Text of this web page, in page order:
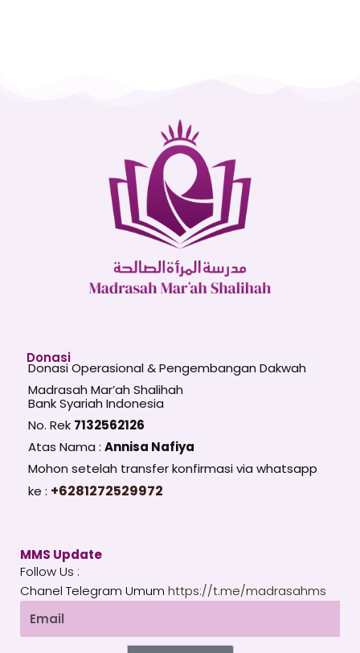
Donasi
Donasi Operasional & Pengembangan Dakwah
Madrasah Mar’ah Shalihah
Bank Syariah Indonesia
No. Rek 7132562126
Atas Nama : Annisa Nafiya
Mohon setelah transfer konfirmasi via whatsapp
ke : +6281272529972
MMS Update
Follow Us :
Chanel Telegram Umum https://t.me/madrasahms
Email